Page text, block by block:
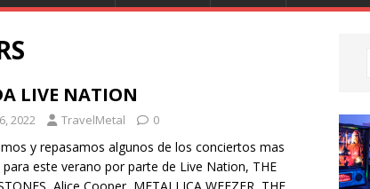
LIVE NATION
2022 TravelMetal 0
y repasamos algunos de los conciertos mas
este verano por parte de Live Nation, THE
Alice Cooper, METALLICA,WEEZER, THE